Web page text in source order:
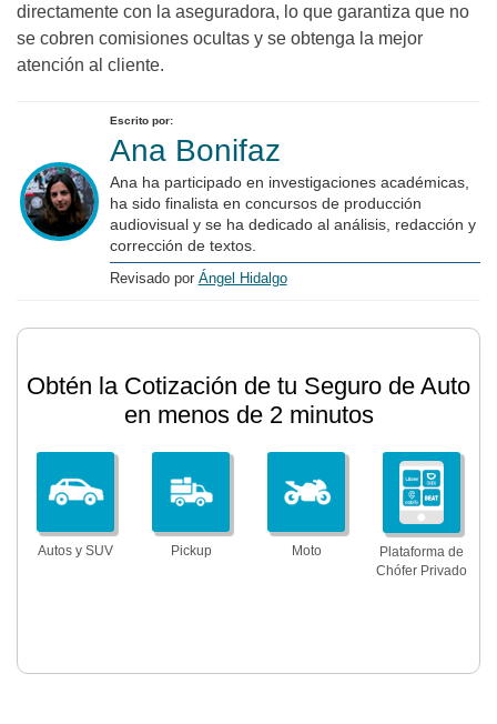
directamente con la aseguradora, lo que garantiza que no
se cobren comisiones ocultas y se obtenga la mejor
atención al cliente.
Escrito por:
Ana Bonifaz
Ana ha participado en investigaciones académicas,
ha sido finalista en concursos de producción
audiovisual y se ha dedicado al análisis, redacción y
corrección de textos.
Revisado por Ángel Hidalgo
Obtén la Cotización de tu Seguro de Auto
en menos de 2 minutos
Autos y SUV Pickup Moto
Plataforma de
Chófer Privado